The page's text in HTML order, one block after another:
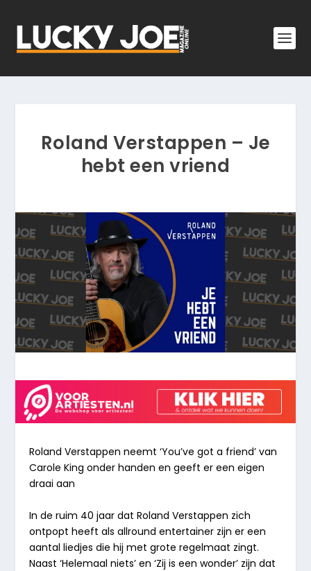
Roland Verstappen – Je
hebt een vriend
Roland Verstappen neemt ‘You’ve got a friend’ van
Carole King onder handen en geeft er een eigen
draai aan
In de ruim 40 jaar dat Roland Verstappen zich
ontpopt heeft als allround entertainer zijn er een
aantal liedjes die hij met grote regelmaat zingt.
Naast ‘Helemaal niets’ en ‘Zij is een wonder’ zijn dat